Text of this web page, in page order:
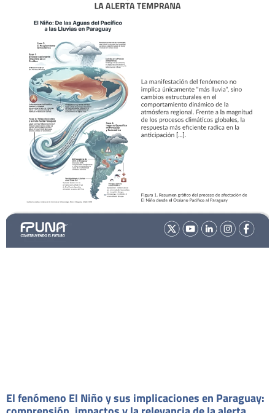
El fenómeno El Niño y sus implicaciones en Paraguay: